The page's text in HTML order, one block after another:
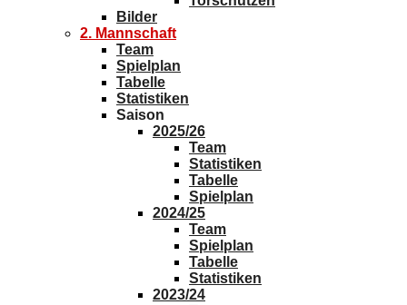
Bilder
2. Mannschaft
Team
Spielplan
Tabelle
Statistiken
Saison
2025/26
Team
Statistiken
Tabelle
Spielplan
2024/25
Team
Spielplan
Tabelle
Statistiken
2023/24